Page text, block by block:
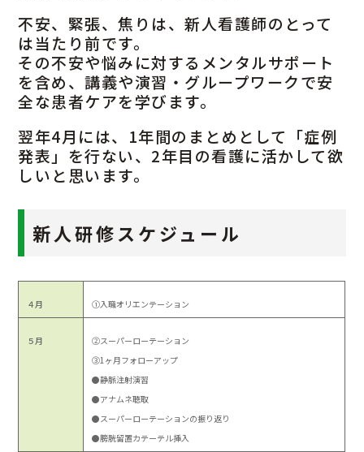
不安、緊張、焦りは、新人看護師のとって
は当たり前です。
その不安や悩みに対するメンタルサポート
を含め、講義や演習・グループワークで安
全な患者ケアを学びます。
翌年4月には、1年間のまとめとして「症例
発表」を行ない、2年目の看護に活かして欲
しいと思います。
新人研修スケジュール
４月 ①入職オリエンテーション
５月
②スーパーローテーション
③1ヶ月フォローアップ
●静脈注射演習
●アナムネ聴取
●スーパーローテーションの振り返り
●膀胱留置カテーテル挿入